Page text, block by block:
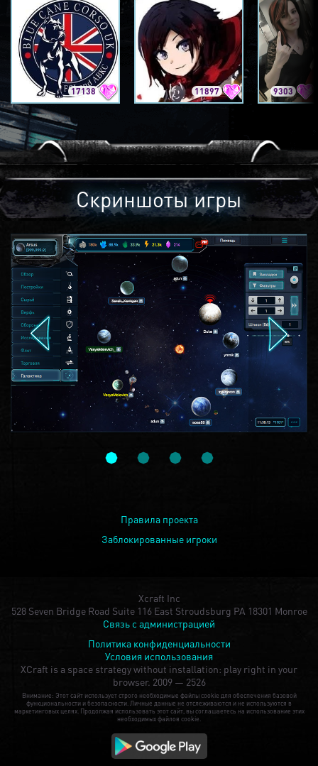
17138 11897 9303
Скриншоты игры
Правила проекта
Заблокированные игроки
Xcraft Inc
528 Seven Bridge Road Suite 116 East Stroudsburg PA 18301 Monroe
Связь с администрацией
Политика конфиденциальности
Условия использования
XCraft is a space strategy without installation: play right in your
browser. 2009 — 2526
Внимание: Этот сайт использует строго необходимые файлы cookie для обеспечения базовой
функциональности и безопасности. Личные данные не отслеживаются и не используются в
маркетинговых целях. Продолжая использовать этот сайт, вы соглашаетесь на использование этих
необходимых файлов cookie.